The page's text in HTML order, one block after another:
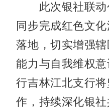
此次银社联动
同步完成红色文
落地，切实增强
能力与自我维权
行吉林江北支行
作，持续深化银